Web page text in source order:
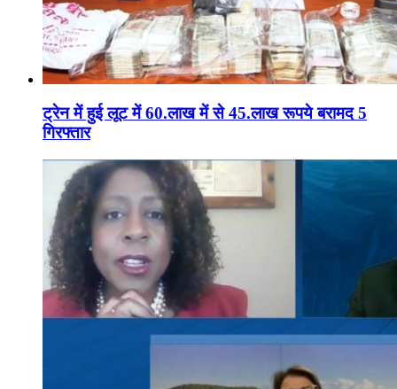
ट्रेन में हुई लूट में 60.लाख में से 45.लाख रूपये बरामद 5
गिरफ्तार